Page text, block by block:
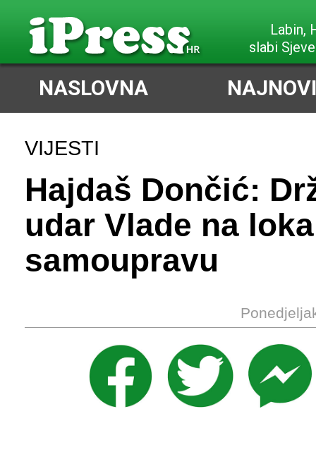
Labin,
slabi
NASLOVNA
VIJESTI
Hajdaš Dončić:
udar Vlade na
samoupravu